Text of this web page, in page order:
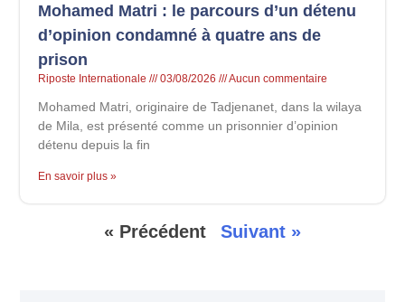
Mohamed Matri : le parcours d’un détenu
d’opinion condamné à quatre ans de
prison
Riposte Internationale 03/08/2026 Aucun commentaire
Mohamed Matri, originaire de Tadjenanet, dans la wilaya
de Mila, est présenté comme un prisonnier d’opinion
détenu depuis la fin
En savoir plus »
« Précédent Suivant »